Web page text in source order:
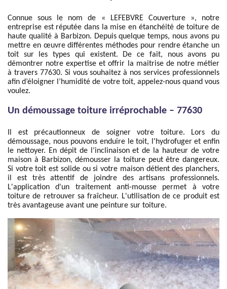
Connue sous le nom de « LEFEBVRE Couverture », notre
entreprise est réputée dans la mise en étanchéité de toiture de
haute qualité à Barbizon. Depuis quelque temps, nous avons pu
mettre en œuvre différentes méthodes pour rendre étanche un
toit sur les types qui existent. De ce fait, nous avons pu
démontrer notre expertise et offrir la maitrise de notre métier
à travers 77630. Si vous souhaitez à nos services professionnels
afin d’éloigner l’humidité de votre toit, appelez-nous quand vous
voulez.
Un démoussage toiture irréprochable – 77630
Il est précautionneux de soigner votre toiture. Lors du
démoussage, nous pouvons enduire le toit, l'hydrofuger et enfin
le nettoyer. En dépit de l’inclinaison et de la hauteur de votre
maison à Barbizon, démousser la toiture peut être dangereux.
Si votre toit est solide ou si votre maison détient des planchers,
il est très attentif de joindre des artisans professionnels.
L'application d'un traitement anti-mousse permet à votre
toiture de retrouver sa fraîcheur. L'utilisation de ce produit est
très avantageuse avant une peinture sur toiture.